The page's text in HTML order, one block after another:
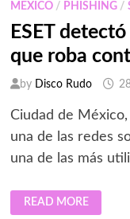
“PROTEGIENDO
MEXICO/ PHISHING/
ESET
que roba
by Disco Rudo
Ciudad de
una de las redes
una de las más
ESET
DETECTÓ
READ MORE